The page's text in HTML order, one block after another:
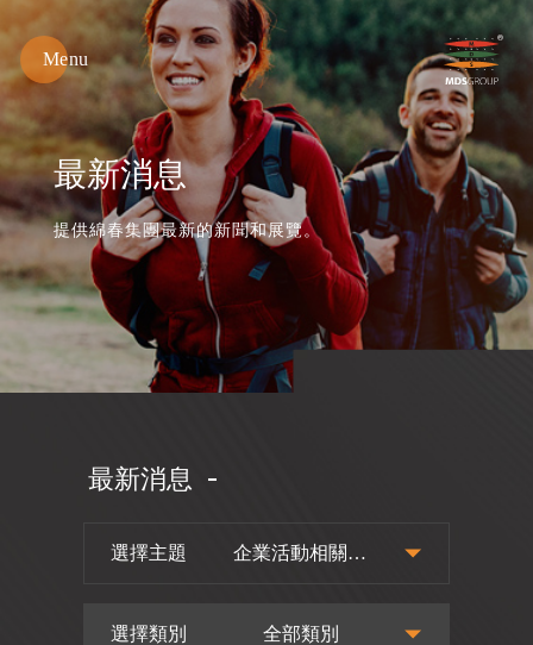
綿
春
紡
織
Menu
最新消息
提供綿春集團最新的新聞和展覽。
最新消息
選擇主題
企業活動相關訊
選擇類別 全部類別